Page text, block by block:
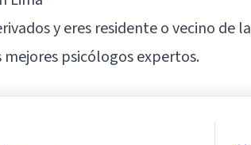
y eres residente o vecino de la
psicólogos expertos.